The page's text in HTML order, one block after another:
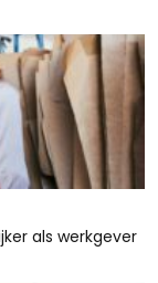
als werkgever